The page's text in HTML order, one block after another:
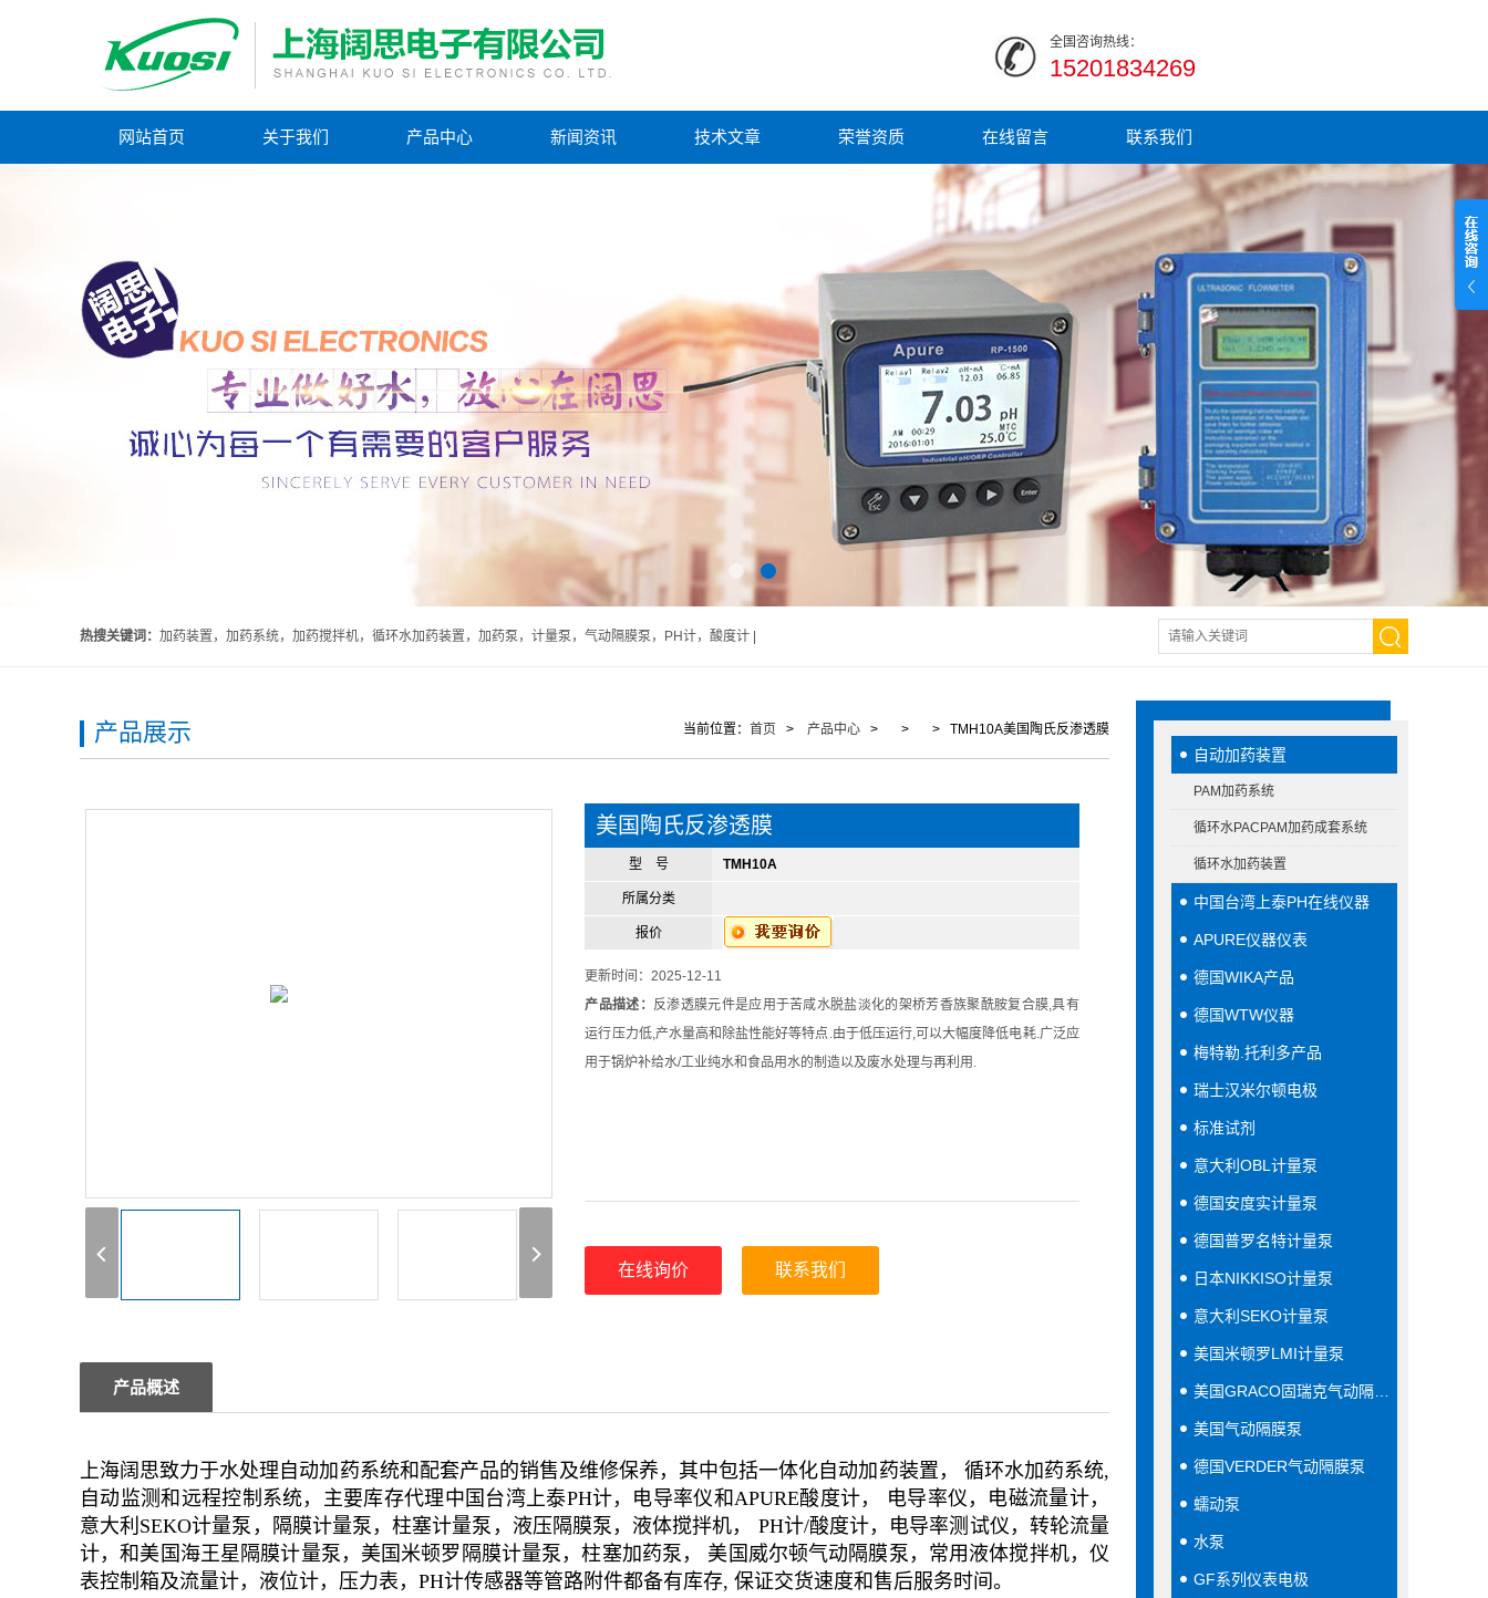
全国咨询热线：
15201834269
网站首页 关于我们 产品中心 新闻资讯 技术文章 荣誉资质 在线留言 联系我们
热搜关键词： 加药装置，加药系统，加药搅拌机，循环水加药装置，加药泵，计量泵，气动隔膜泵，PH计，酸度计 |
自动加药装置
PAM加药系统
循环水PACPAM加药成套系统
循环水加药装置
中国台湾上泰PH在线仪器
APURE仪器仪表
德国WIKA产品
德国WTW仪器
梅特勒.托利多产品
瑞士汉米尔顿电极
标准试剂
意大利OBL计量泵
德国安度实计量泵
德国普罗名特计量泵
日本NIKKISO计量泵
意大利SEKO计量泵
美国米顿罗LMI计量泵
美国气动隔膜泵
德国VERDER气动隔膜泵
蠕动泵
水泵
GF系列仪表电极
当前位置： 首页 > 产品中心 > > > TMH10A美国陶氏反渗透膜
产品展示
美国陶氏反渗透膜
型 号 TMH10A
所属分类
报价
更新时间：2025-12-11
产品描述： 反渗透膜元件是应用于苦咸水脱盐淡化的架桥芳香族聚酰胺复合膜,具有
运行压力低,产水量高和除盐性能好等特点.由于低压运行,可以大幅度降低电耗.广泛应
用于锅炉补给水/工业纯水和食品用水的制造以及废水处理与再利用.
在线询价 联系我们
产品概述
上海阔思致力于水处理自动加药系统和配套产品的销售及维修保养，其中包括一体化自动加药装置， 循环水加药系统,
自动监测和远程控制系统，主要库存代理中国台湾上泰PH计，电导率仪和APURE酸度计， 电导率仪，电磁流量计，
意大利SEKO计量泵，隔膜计量泵，柱塞计量泵，液压隔膜泵，液体搅拌机， PH计/酸度计，电导率测试仪，转轮流量
计，和美国海王星隔膜计量泵，美国米顿罗隔膜计量泵，柱塞加药泵， 美国威尔顿气动隔膜泵，常用液体搅拌机，仪
表控制箱及流量计，液位计，压力表，PH计传感器等管路附件都备有库存, 保证交货速度和售后服务时间。